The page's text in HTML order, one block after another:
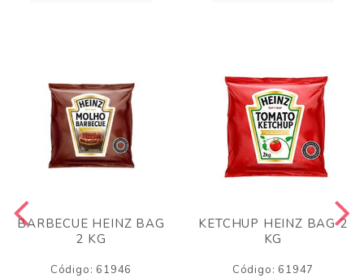
BARBECUE HEINZ BAG
2 KG
Código: 61946
KETCHUP HEINZ BAG 2
KG
Código: 61947